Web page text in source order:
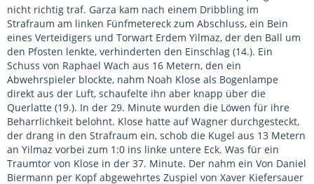
nicht richtig traf. Garza kam nach einem Dribbling im
Strafraum am linken Fünfmetereck zum Abschluss, ein Bein
eines Verteidigers und Torwart Erdem Yilmaz, der den Ball um
den Pfosten lenkte, verhinderten den Einschlag (14.). Ein
Schuss von Raphael Wach aus 16 Metern, den ein
Abwehrspieler blockte, nahm Noah Klose als Bogenlampe
direkt aus der Luft, schaufelte ihn aber knapp über die
Querlatte (19.). In der 29. Minute wurden die Löwen für ihre
Beharrlichkeit belohnt. Klose hatte auf Wagner durchgesteckt,
der drang in den Strafraum ein, schob die Kugel aus 13 Metern
an Yilmaz vorbei zum 1:0 ins linke untere Eck. Was für ein
Traumtor von Klose in der 37. Minute. Der nahm ein Von Daniel
Biermann per Kopf abgewehrtes Zuspiel von Xaver Kiefersauer